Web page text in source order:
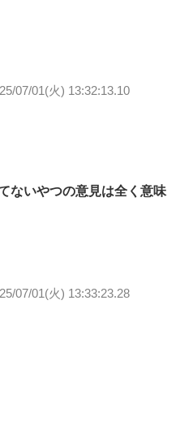
07/01(火) 13:32:13.10
ないやつの意見は全く意味
07/01(火) 13:33:23.28